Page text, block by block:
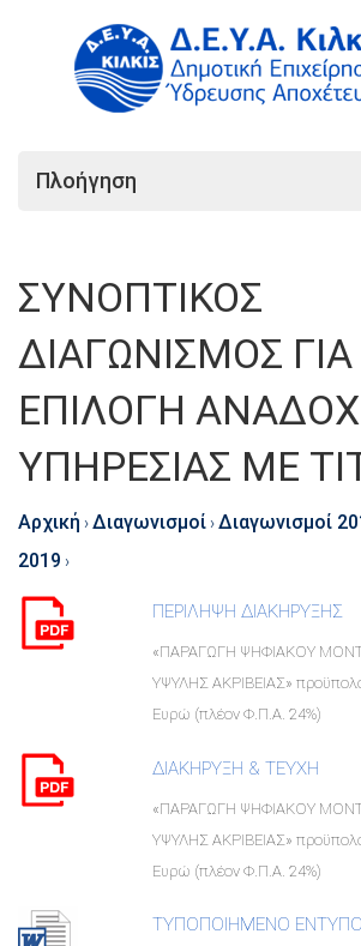
Πλοήγηση
ΣΥΝΟΠΤΙΚΟΣ
ΔΙΑΓΩΝΙΣΜΟΣ
ΕΠΙΛΟΓΗ
ΥΠΗΡΕΣΙΑΣ ΜΕ
Αρχική ›Διαγωνισμοί ›Διαγωνισμοί
2019 ›
ΠΕΡΙΛΗΨΗ ΔΙΑΚΗΡΥΞΗΣ
«ΠΑΡΑΓΩΓΗ ΨΗΦΙΑΚΟΥ
ΥΨΥΛΗΣ ΑΚΡΙΒΕΙΑΣ»
Ευρώ (πλέον Φ.Π.Α. 24%)
ΔΙΑΚΗΡΥΞΗ & ΤΕΥΧΗ
«ΠΑΡΑΓΩΓΗ ΨΗΦΙΑΚΟΥ
ΥΨΥΛΗΣ ΑΚΡΙΒΕΙΑΣ»
Ευρώ (πλέον Φ.Π.Α. 24%)
ΤΥΠΟΠΟΙΗΜΕΝΟ